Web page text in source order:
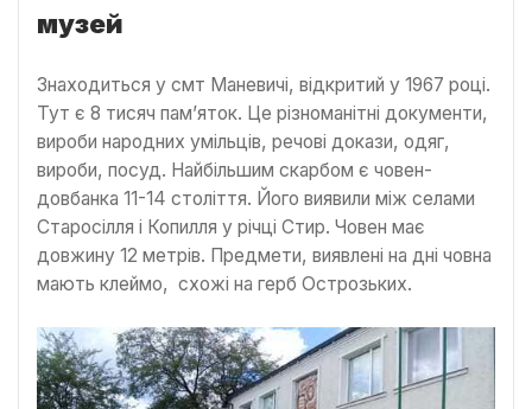
музей
Знаходиться у смт Маневичі, відкритий у 1967 році.
Тут є 8 тисяч пам’яток. Це різноманітні документи,
вироби народних умільців, речові докази, одяг,
вироби, посуд. Найбільшим скарбом є човен-
довбанка 11-14 століття. Його виявили між селами
Старосілля і Копилля у річці Стир. Човен має
довжину 12 метрів. Предмети, виявлені на дні човна
мають клеймо, схожі на герб Острозьких.